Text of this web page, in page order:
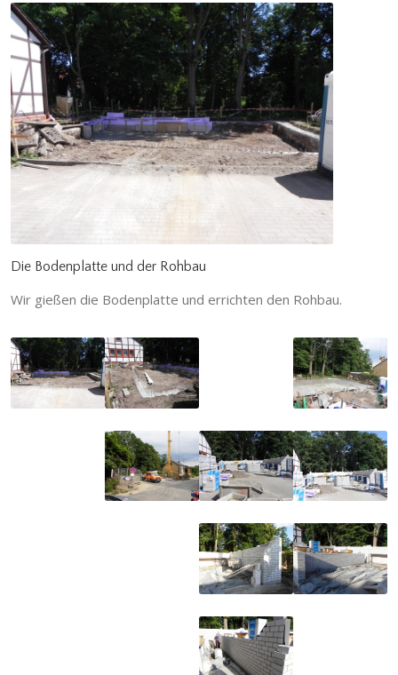
Die Bodenplatte und der Rohbau
Wir gießen die Bodenplatte und errichten den Rohbau.